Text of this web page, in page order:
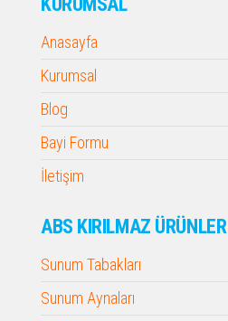
Anasayfa
Kurumsal
Blog
Bayi Formu
İletişim
ABS KIRILMAZ ÜRÜNLER
Sunum Tabakları
Sunum Aynaları